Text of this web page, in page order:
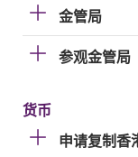
金管局
参观金管局
货币
申请复制香